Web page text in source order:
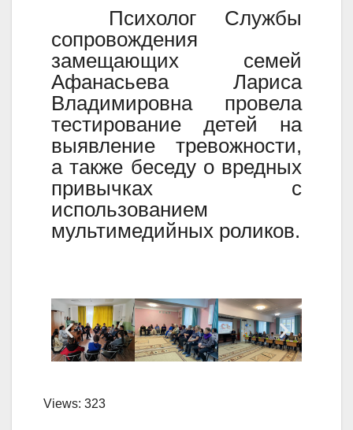
Психолог Службы
сопровождения
замещающих семей
Афанасьева Лариса
Владимировна провела
тестирование детей на
выявление тревожности,
а также беседу о вредных
привычках с
использованием
мультимедийных роликов.
Views: 323